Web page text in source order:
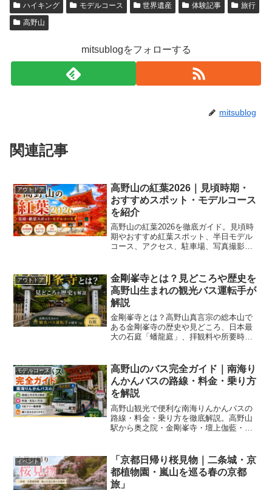
ハイキング
モデルコース 世界遺産 体験記事
旅行
高野山
mitsublogをフォローする
mitsublog
関連記事
アウトドア
高野山の紅葉2026｜見頃時期・
おすすめスポット・モデルコース
を紹介
高野山の紅葉2026を徹底ガイド。見頃時
期やおすすめ紅葉スポット、半日モデル
コース、アクセス、駐車場、写真撮影の
アウトドア
金剛峯寺とは？見どころや歴史を
高野山生まれの観光バス運転手が
解説
金剛峯寺とは？高野山真言宗の総本山で
ある金剛峯寺の歴史や見どころ、日本最
大の石庭「蟠龍庭」、拝観料や所要時間
モデルコース
高野山のバス完全ガイド｜南海り
んかんバスの路線・料金・乗り方
を解説
高野山観光で便利な南海りんかんバスの
路線・料金・乗り方を徹底解説。高野山
駅から奥之院・金剛峯寺・壇上伽藍・大
イベント
「京都日帰り桜見物｜二条城・京
都植物園・嵐山を巡る春の京都
旅」